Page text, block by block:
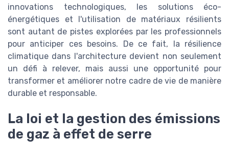
innovations technologiques, les solutions éco-
énergétiques et l'utilisation de matériaux résilients
sont autant de pistes explorées par les professionnels
pour anticiper ces besoins. De ce fait, la résilience
climatique dans l'architecture devient non seulement
un défi à relever, mais aussi une opportunité pour
transformer et améliorer notre cadre de vie de manière
durable et responsable.
La loi et la gestion des émissions
de gaz à effet de serre